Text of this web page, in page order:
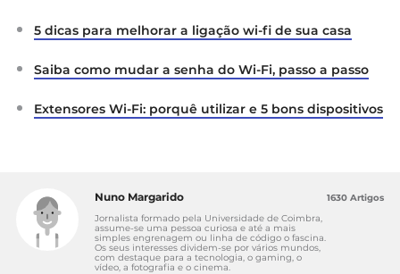
5 dicas para melhorar a ligação wi-fi de sua casa
Saiba como mudar a senha do Wi-Fi, passo a passo
Extensores Wi-Fi: porquê utilizar e 5 bons dispositivos
Nuno Margarido
Jornalista formado pela Universidade de Coimbra,
assume-se uma pessoa curiosa e até a mais
simples engrenagem ou linha de código o fascina.
Os seus interesses dividem-se por vários mundos,
com destaque para a tecnologia, o gaming, o
vídeo, a fotografia e o cinema.
1630 Artigos